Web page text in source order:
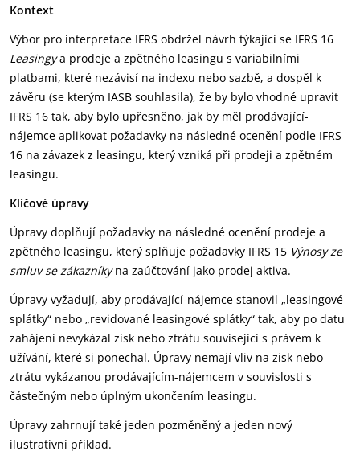
Kontext
Výbor pro interpretace IFRS obdržel návrh týkající se IFRS 16
Leasingya prodeje a zpětného leasingu s variabilními
platbami, které nezávisí na indexu nebo sazbě, a dospěl k
závěru (se kterým IASB souhlasila), že by bylo vhodné upravit
IFRS 16 tak, aby bylo upřesněno, jak by měl prodávající-
nájemce aplikovat požadavky na následné ocenění podle IFRS
16 na závazek z leasingu, který vzniká při prodeji a zpětném
leasingu.
Klíčové úpravy
Úpravy doplňují požadavky na následné ocenění prodeje a
zpětného leasingu, který splňuje požadavky IFRS 15 Výnosy ze
smluv se zákazníkyna zaúčtování jako prodej aktiva.
Úpravy vyžadují, aby prodávající-nájemce stanovil „leasingové
splátky“ nebo „revidované leasingové splátky“ tak, aby po datu
zahájení nevykázal zisk nebo ztrátu související s právem k
užívání, které si ponechal. Úpravy nemají vliv na zisk nebo
ztrátu vykázanou prodávajícím-nájemcem v souvislosti s
částečným nebo úplným ukončením leasingu.
Úpravy zahrnují také jeden pozměněný a jeden nový
ilustrativní příklad.